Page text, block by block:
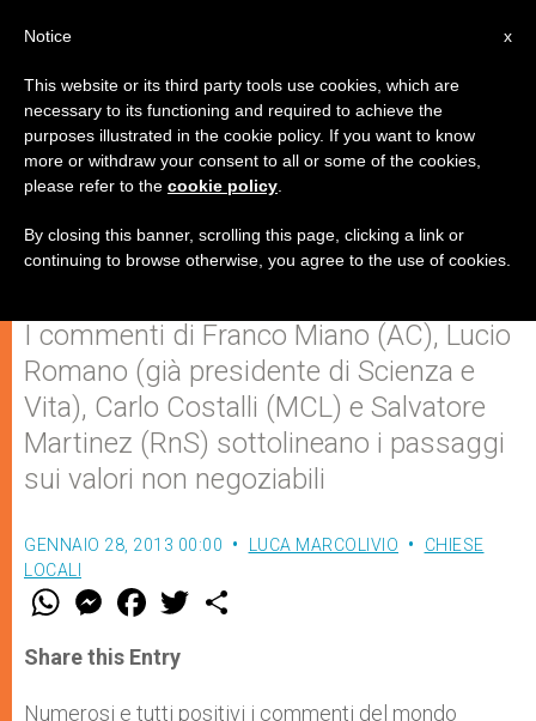
Il mondo cattolico e associativo
plaude alla prolusione di
Bagnasco
I commenti di Franco Miano (AC), Lucio
Romano (già presidente di Scienza e
Vita), Carlo Costalli (MCL) e Salvatore
Martinez (RnS) sottolineano i passaggi
sui valori non negoziabili
GENNAIO 28, 2013 00:00 LUCA MARCOLIVIO
CHIESE
LOCALI
W
t
s
p
M
e
s
e
g
F
a
e
b
o
w
r
Share this Entry
Numerosi e tutti positivi i commenti del mondo
x
Notice
This website or its third party tools use cookies, which are
necessary to its functioning and required to achieve the
purposes illustrated in the cookie policy. If you want to know
more or withdraw your consent to all or some of the cookies,
please refer to the cookie policy
By closing this banner, scrolling this page, clicking a link or
continuing to browse otherwise, you agree to the use of cookies.